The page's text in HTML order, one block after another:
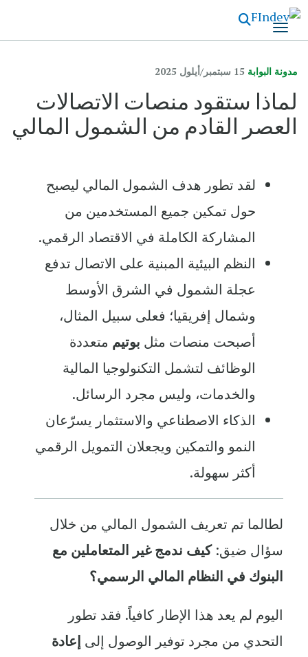
الرئيسي
مدونة البوابة 15 سبتمبر/أيلول 2025
لماذا ستقود منصات الاتصالات
العصر القادم من الشمول المالي
لقد تطور هدف الشمول المالي ليصبح
حول تمكين جميع المستخدمين من
المشاركة الكاملة في الاقتصاد الرقمي.
النظم البيئية المبنية على الاتصال تدفع
عجلة الشمول في الشرق الأوسط
وشمال إفريقيا؛ فعلى سبيل المثال،
أصبحت منصات مثلبوتيممتعددة
الوظائف لتشمل التكنولوجيا المالية
والخدمات، وليس مجرد الرسائل.
الذكاء الاصطناعي والاستثمار يسرّعان
النمو والتمكين ويجعلان التمويل الرقمي
أكثر سهولة.
لطالما تم تعريف الشمول المالي من خلال
سؤال ضيق:كيف ندمج غير المتعاملين مع
البنوك في النظام المالي الرسمي؟
اليوم لم يعد هذا الإطار كافياً. فقد تطور
التحدي من مجرد توفير الوصول إلى إعادة